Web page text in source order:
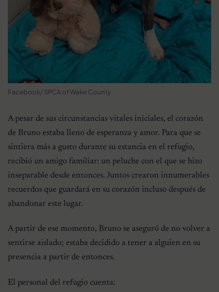
Facebook/ SPCA of Wake County
A pesar de sus circunstancias vitales iniciales, el corazón
de Bruno estaba lleno de esperanza y amor. Para que se
sintiera más a gusto durante su estancia en el refugio,
recibió un amigo familiar: un peluche con el que se hizo
inseparable desde entonces. Juntos crearon innumerables
recuerdos que guardará en su corazón incluso después de
abandonar este lugar.
A partir de ese momento, Bruno se aseguró de no volver a
sentirse aislado; estaba decidido a tener a alguien en su
presencia a partir de entonces.
El personal del refugio cuenta: